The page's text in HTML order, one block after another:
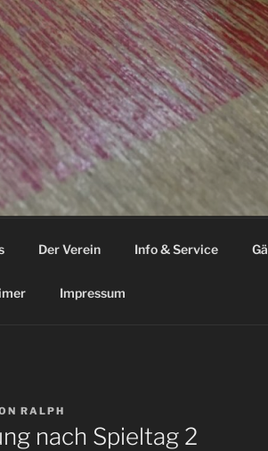
Der Verein Info & Service
Impressum
RALPH
nach Spieltag 2